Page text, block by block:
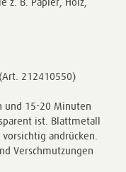
212410550)
und 15-20 Minuten
ist. Blattmetall
andrücken.
Verschmutzungen